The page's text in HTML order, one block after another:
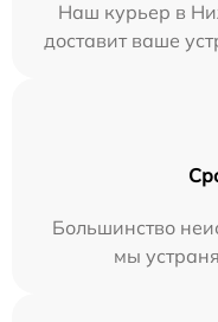
Наш курьер в
доставит ваше
Большинство
мы